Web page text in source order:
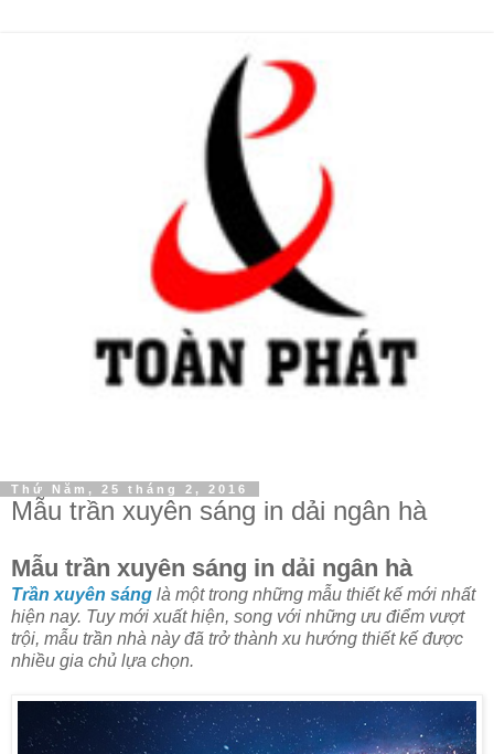
Thứ Năm, 25 tháng 2, 2016
Mẫu trần xuyên sáng in dải ngân hà
Mẫu trần xuyên sáng in dải ngân hà
Trần xuyên sáng là một trong những mẫu thiết kế mới nhất
hiện nay. Tuy mới xuất hiện, song với những ưu điểm vượt
trội, mẫu trần nhà này đã trở thành xu hướng thiết kế được
nhiều gia chủ lựa chọn.